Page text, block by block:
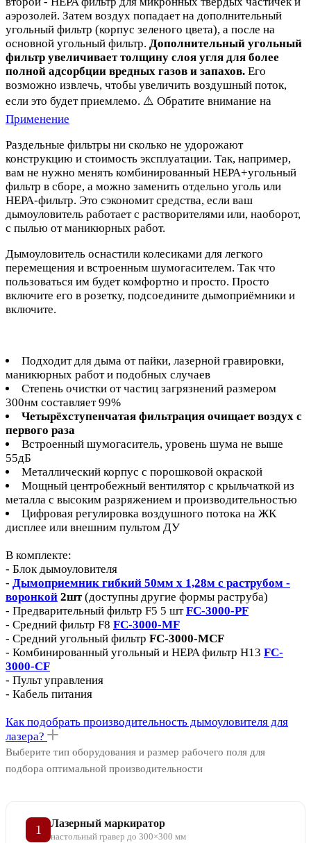
аэрозолей. Затем воздух попадает на дополнительный
угольный фильтр (корпус зеленого цвета), а после на
основной угольный фильтр. Дополнительный угольный
фильтр увеличивает толщину слоя угля для более
полной адсорбции вредных газов и запахов. Его
возможно извлечь, чтобы увеличить воздушный поток,
если это будет приемлемо. ⚠️ Обратите внимание на
Применение
Раздельные фильтры ни сколько не удорожают
конструкцию и стоимость эксплуатации. Так, например,
вам не нужно менять комбинированный HEPA+угольный
фильтр в сборе, а можно заменить отдельно уголь или
HEPA-фильтр. Это сэкономит средства, если ваш
дымоуловитель работает с растворителями или, наоборот,
с пылью от маникюрных работ.
Дымоуловитель оснастили колесиками для легкого
перемещения и встроенным шумогасителем. Так что
пользоваться им будет комфортно и просто. Просто
включите его в розетку, подсоедините дымоприёмники и
включите.
Подходит для дыма от пайки, лазерной гравировки,
маникюрных работ и подобных случаев
Степень очистки от частиц загрязнений размером
300нм составляет 99%
Четырёхступенчатая фильтрация очищает воздух с
первого раза
Встроенный шумогаситель, уровень шума не выше
55дБ
Металлический корпус с порошковой окраской
Мощный центробежный вентилятор с крыльчаткой из
металла с высоким разряжением и производительностью
Цифровая регулировка воздушного потока на ЖК
дисплее или внешним пультом ДУ
В комплекте:
- Блок дымоуловителя
- Дымоприемник гибкий 50мм х 1,28м с раструбом -
воронкой 2шт(доступны другие формы раструба)
- Предварительный фильтр F5 5 штFC-3000-PF
- Средний фильтр F8 FC-3000-MF
- Средний угольный фильтр FC-3000-MСF
- Комбинированный угольный и HEPA фильтр H13 FC-
3000-CF
- Пульт управления
- Кабель питания
Как подобрать производительность дымоуловителя для
лазера?
Выберите тип оборудования и размер рабочего поля для
подбора оптимальной производительности
1 Лазерный маркиратор
настольный гравер до 300×300 мм